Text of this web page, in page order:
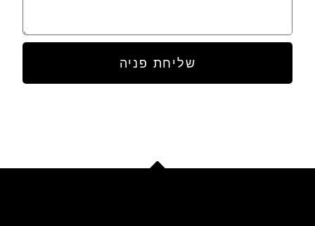
שליחת פניה